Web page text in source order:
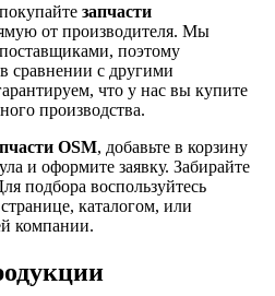
запчасти
от производителя. Мы
поэтому
сравнении с другими
что у нас вы купите
производства.
OSM, добавьте в корзину
и оформите заявку. Забирайте
подбора воспользуйтесь
каталогом, или
компании.